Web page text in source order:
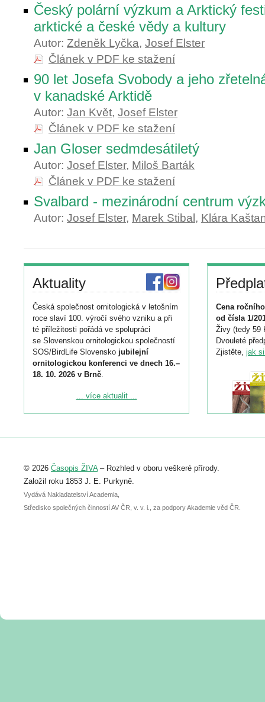
Český polární výzkum a Arktický
arktické a české vědy a kultury
Autor: Zdeněk Lyčka, Josef Elster
Článek v PDF ke stažení
90 let Josefa Svobody a jeho
v kanadské Arktidě
Autor: Jan Květ, Josef Elster
Článek v PDF ke stažení
Jan Gloser sedmdesátiletý
Autor: Josef Elster, Miloš Barták
Článek v PDF ke stažení
Svalbard - mezinárodní centrum
Autor: Josef Elster, Marek Stibal , Klára
Aktuality
Česká společnost ornitologická v letošním
roce slaví 100. výročí svého vzniku a při
té příležitosti pořádá ve spolupráci
se Slovenskou ornitologickou společností
SOS/BirdLife Slovensko jubilejní
ornitologickou konferenci ve dnech 16.–
18. 10. 2026 v Brně.
Podrobnější informace ke konferenci
Registrovat se můžete do 6. září.
abstraktu přihlášené přednášky nebo
posteru je už 30. června.
... více aktualit ...
Cena
od čísla 1/
Živy (tedy 59
Dvouleté
Zjistěte, jak
© 2026 Časopis ŽIVA– Rozhled v oboru veškeré přírody.
Založil roku 1853 J. E. Purkyně.
Vydává Nakladatelství Academia,
Středisko společných činností AV ČR, v. v. i., za podpory Akademie věd ČR.